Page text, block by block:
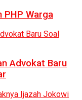
PHP Warga
Advokat Baru